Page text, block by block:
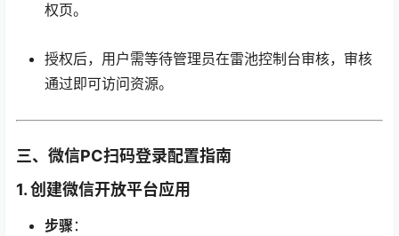
权页。
授权后，用户需等待管理员在雷池控制台审核，审核
通过即可访问资源。
三、微信PC扫码登录配置指南
1. 创建微信开放平台应用
步骤 ：